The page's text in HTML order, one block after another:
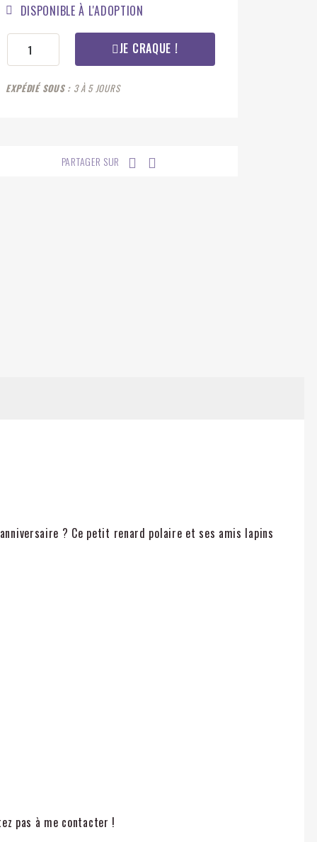
DISPONIBLE À L'ADOPTION
JE CRAQUE !
EXPÉDIÉ SOUS 3 À 5 JOURS
PARTAGER SUR
? Ce petit renard polaire et ses amis lapins
pas à me contacter !